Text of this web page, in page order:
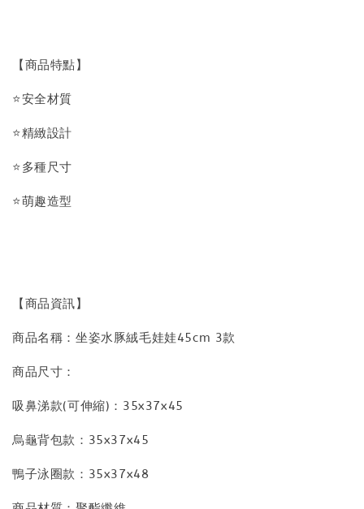
【商品特點】
⭐安全材質
⭐精緻設計
⭐多種尺寸
⭐萌趣造型
【商品資訊】
商品名稱：坐姿水豚絨毛娃娃45cm 3款
商品尺寸：
吸鼻涕款(可伸縮)：35x37x45
烏龜背包款：35x37x45
鴨子泳圈款：35x37x48